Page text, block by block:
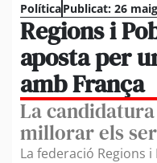
PolíticaPublicat: 26
Regions i
aposta per
amb França
La
millorar els
La federació Regions